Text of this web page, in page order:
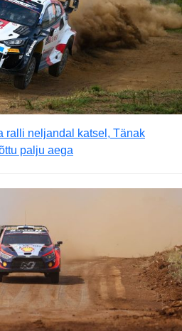
ralli neljandal katsel, Tänak
palju aega